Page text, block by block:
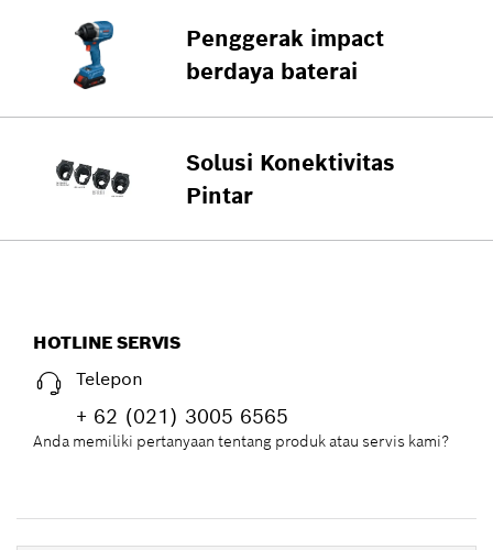
Penggerak impact
berdaya baterai
Solusi Konektivitas
Pintar
HOTLINE SERVIS
Telepon
+ 62 (021) 3005 6565
Anda memiliki pertanyaan tentang produk atau servis kami?